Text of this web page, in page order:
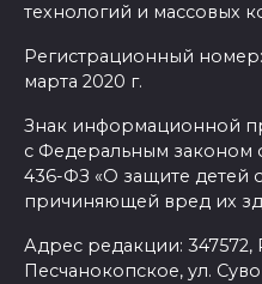
технологий и массовых
Регистрационный
марта 2020 г.
Знак информационной
с Федеральным законом
436-ФЗ «О защите детей
причиняющей вред их
Адрес редакции: 347572,
Песчанокопское, ул.